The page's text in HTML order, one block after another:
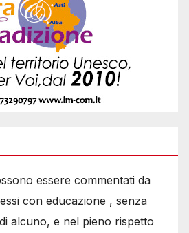
essere commentati da
con educazione , senza
alcuno, e nel pieno rispetto